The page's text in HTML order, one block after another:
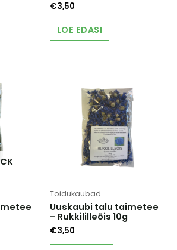
€3,50
LOE EDASI
Toidukaubad
Uuskaubi talu taimetee
– Rukkililleõis 10g
€3,50